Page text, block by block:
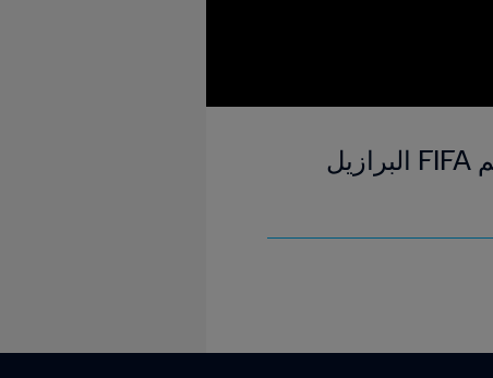
شاهد هدف إدينسون كافاني ٢٣' | أوروغواي - كوستاريكا | كأس العالم FIFA البرازيل